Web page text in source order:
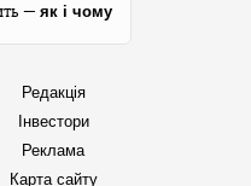
— як і чому
Редакція
Інвестори
Реклама
Карта сайту